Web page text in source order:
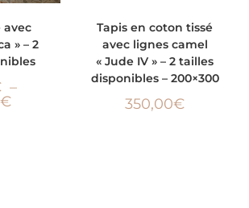
avec
» – 2
–
€
Tapis en coton tissé
avec lignes camel
« Jude IV » – 2 tailles
disponibles – 200×300
350,00€